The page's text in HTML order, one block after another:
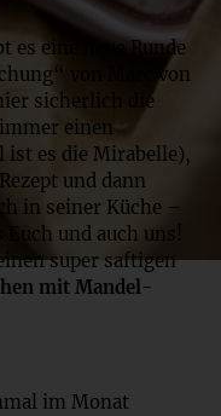
es eine neue Runde
von Marc von
sicherlich die
einen
ist es die Mirabelle),
und dann
in seiner Küche –
und auch uns!
super saftigen
mit Mandel-
im Monat